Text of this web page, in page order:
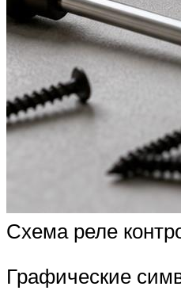
Схема реле
Графические